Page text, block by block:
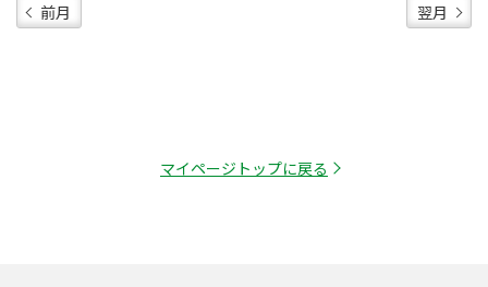
前月 翌月
マイページトップに戻る